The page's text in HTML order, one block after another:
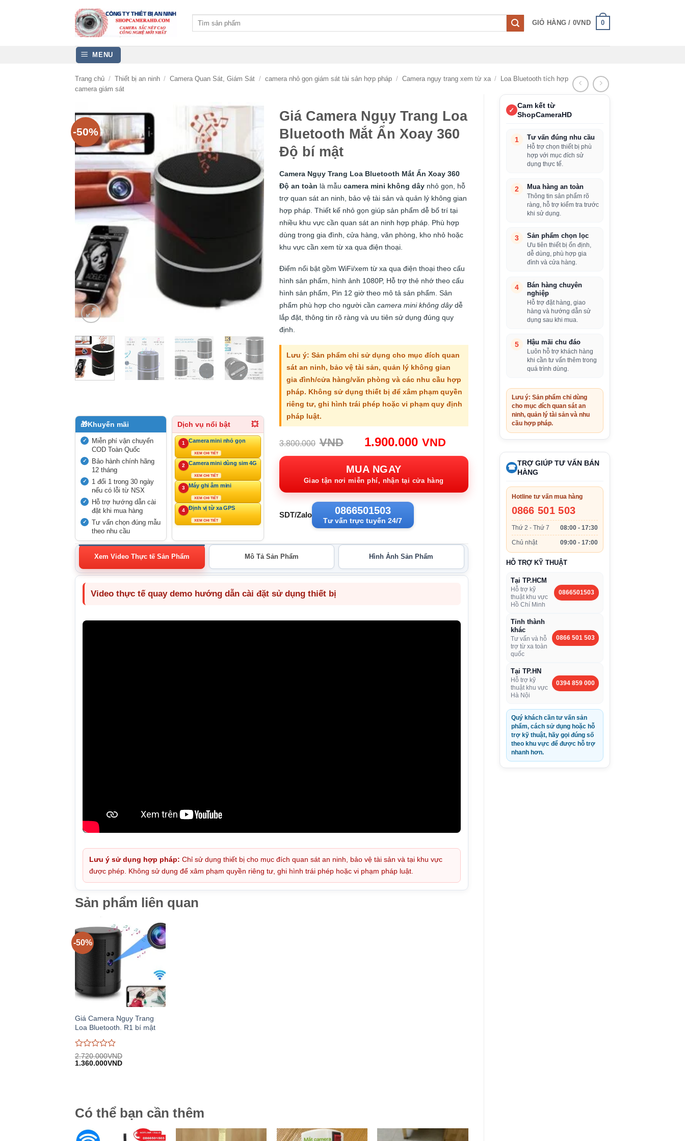
GIỎ HÀNG / 0VND 0
MENU
Trang chủ / Thiết bị an ninh / Camera Quan Sát, Giám Sát / camera nhỏ gọn giám sát tài sản hợp pháp / Camera ngụy trang xem từ xa /
Loa Bluetooth tích hợp
camera giám sát
✓
Cam kết từ
ShopCameraHD
1
Tư vấn đúng nhu cầu
Hỗ trợ chọn thiết bị phù
hợp với mục đích sử
dụng thực tế.
2
Mua hàng an toàn
Thông tin sản phẩm rõ
ràng, hỗ trợ kiểm tra trước
khi sử dụng.
3
Sản phẩm chọn lọc
Ưu tiên thiết bị ổn định,
dễ dùng, phù hợp gia
đình và cửa hàng.
4
Bán hàng chuyên
nghiệp
Hỗ trợ đặt hàng, giao
hàng và hướng dẫn sử
dụng sau khi mua.
5
Hậu mãi chu đáo
Luôn hỗ trợ khách hàng
khi cần tư vấn thêm trong
quá trình dùng.
Lưu ý: Sản phẩm chỉ dùng
cho mục đích quan sát an
ninh, quản lý tài sản và nhu
cầu hợp pháp.
☎
TRỢ GIÚP TƯ VẤN BÁN
HÀNG
Hotline tư vấn mua hàng
0866 501 503
Thứ 2 - Thứ 7 08:00 - 17:30
Chủ nhật 09:00 - 17:00
HỖ TRỢ KỸ THUẬT
Tại TP.HCM
Hỗ trợ kỹ
thuật khu vực
Hồ Chí Minh
0866501503
Tỉnh thành
khác
Tư vấn và hỗ
trợ từ xa toàn
quốc
0866 501 503
Tại TP.HN
Hỗ trợ kỹ
thuật khu vực
Hà Nội
0394 859 000
Quý khách cần tư vấn sản
phẩm, cách sử dụng hoặc hỗ
trợ kỹ thuật, hãy gọi đúng số
theo khu vực để được hỗ trợ
nhanh hơn.
-50%
🎁Khuyến mãi
Miễn phí vận chuyển
COD Toàn Quốc
Bảo hành chính hãng
12 tháng
1 đổi 1 trong 30 ngày
nếu có lỗi từ NSX
Hỗ trợ hướng dẫn cài
đặt khi mua hàng
Tư vấn chọn đúng mẫu
theo nhu cầu
Dịch vụ nổi bật 💥
1 Camera mini nhỏ gọn
XEM CHI TIẾT
2 Camera mini dùng sim 4G
XEM CHI TIẾT
3 Máy ghi âm mini
XEM CHI TIẾT
4 Định vị từ xa GPS
XEM CHI TIẾT
Giá Camera Ngụy Trang Loa
Bluetooth Mắt Ẩn Xoay 360
Độ bí mật
Camera Ngụy Trang Loa Bluetooth Mắt Ẩn Xoay 360
Độ an toàn là mẫu camera mini không dâynhỏ gọn, hỗ
trợ quan sát an ninh, bảo vệ tài sản và quản lý không gian
hợp pháp. Thiết kế nhỏ gọn giúp sản phẩm dễ bố trí tại
nhiều khu vực cần quan sát an ninh hợp pháp. Phù hợp
dùng trong gia đình, cửa hàng, văn phòng, kho nhỏ hoặc
khu vực cần xem từ xa qua điện thoại.
Điểm nổi bật gồm WiFi/xem từ xa qua điện thoại theo cấu
hình sản phẩm, hình ảnh 1080P, Hỗ trợ thẻ nhớ theo cấu
hình sản phẩm, Pin 12 giờ theo mô tả sản phẩm. Sản
phẩm phù hợp cho người cần camera mini không dâydễ
lắp đặt, thông tin rõ ràng và ưu tiên sử dụng đúng quy
định.
Lưu ý: Sản phẩm chỉ sử dụng cho mục đích quan
sát an ninh, bảo vệ tài sản, quản lý không gian
gia đình/cửa hàng/văn phòng và các nhu cầu hợp
pháp. Không sử dụng thiết bị để xâm phạm quyền
riêng tư, ghi hình trái phép hoặc vi phạm quy định
pháp luật.
3.800.000 VND
Giá
gốc:
3.800.000VND.
1.900.000 VNDGiá
hiện
MUA NGAY
Giao tận nơi miễn phí, nhận tại cửa hàng
SDT/Zalo 0866501503
Tư vấn trực tuyến 24/7
Xem Video Thực tế Sản Phẩm Mô Tả Sản Phẩm Hình Ảnh Sản Phẩm
Video thực tế quay demo hướng dẫn cài đặt sử dụng thiết bị
Lưu ý sử dụng hợp pháp: Chỉ sử dụng thiết bị cho mục đích quan sát an ninh, bảo vệ tài sản và tại khu vực
được phép. Không sử dụng để xâm phạm quyền riêng tư, ghi hình trái phép hoặc vi phạm pháp luật.
Sản phẩm liên quan
-50%
Giá Camera Ngụy Trang
Loa Bluetooth. R1 bí mật
Được
đánh
2.720.000VND
Giá
1.360.000VNDGiá
Có thể bạn cần thêm